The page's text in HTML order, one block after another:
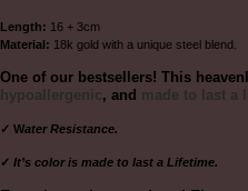
Length: 16 + 3cm
Material: 18k gold with a unique steel blend.
One of our bestsellers! This
hypoallergenic, and made to last a
✓ Water Resistance.
✓ It’s color is made to last a Lifetime.